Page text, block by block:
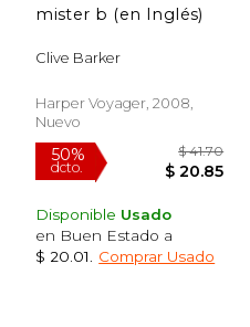
mister b (en Inglés)
Clive Barker
Harper Voyager, 2008,
Nuevo
Disponible Usado
en Buen Estado a
$ 20.01
Comprar Usado